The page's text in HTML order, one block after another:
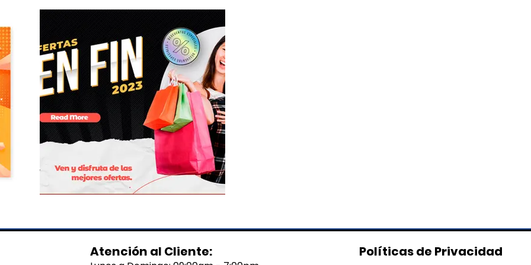
Atención al Cliente: Políticas de Privacidad